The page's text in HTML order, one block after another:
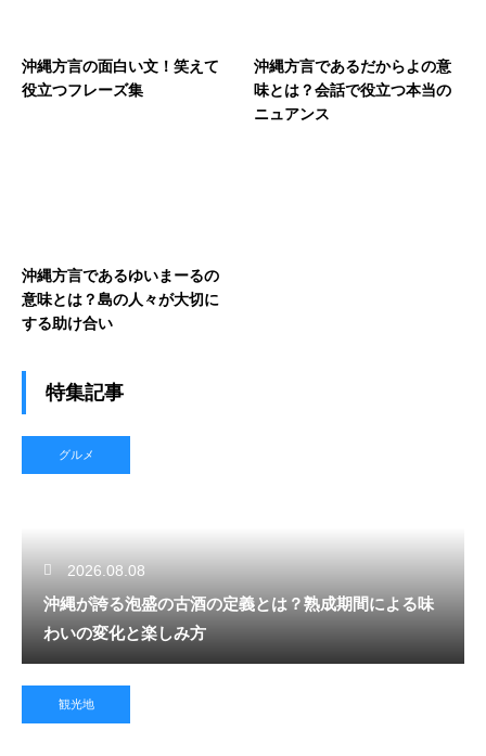
沖縄方言の面白い文！笑えて
役立つフレーズ集
沖縄方言であるだからよの意
味とは？会話で役立つ本当の
ニュアンス
沖縄方言であるゆいまーるの
意味とは？島の人々が大切に
する助け合い
特集記事
グルメ
2026.08.08
沖縄が誇る泡盛の古酒の定義とは？熟成期間による味
わいの変化と楽しみ方
観光地